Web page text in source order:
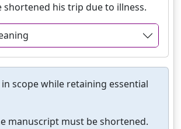
shortened his trip due to illness.
in scope while retaining essential
manuscript must be shortened.